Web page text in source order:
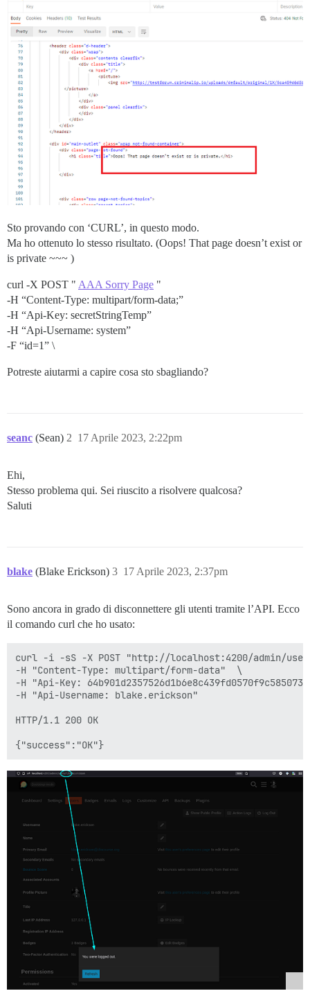
Sto provando con ‘CURL’, in questo modo.
Ma ho ottenuto lo stesso risultato. (Oops! That page doesn’t exist or
is private ~~~ )
curl -X POST " AAA Sorry Page "
-H “Content-Type: multipart/form-data;”
-H “Api-Key: secretStringTemp”
-H “Api-Username: system”
-F “id=1” \
Potreste aiutarmi a capire cosa sto sbagliando?
seanc (Sean) 17 Aprile 2023, 2:22pm
2
Ehi,
Stesso problema qui. Sei riuscito a risolvere qualcosa?
Saluti
blake (Blake Erickson) 17 Aprile 2023, 2:37pm
3
Sono ancora in grado di disconnettere gli utenti tramite l’API. Ecco
il comando curl che ho usato:
curl -i -sS -X POST "http://localhost:4200/admin/
-H "Content-Type: multipart/form-data"  \
-H "Api-Key:
-H "Api-Username: blake.erickson"
HTTP/1.1 200 OK